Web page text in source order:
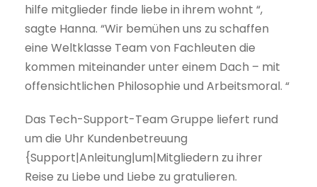
hilfe mitglieder finde liebe in ihrem wohnt “,
sagte Hanna. “Wir bemühen uns zu schaffen
eine Weltklasse Team von Fachleuten die
kommen miteinander unter einem Dach – mit
offensichtlichen Philosophie und Arbeitsmoral. “
Das Tech-Support-Team Gruppe liefert rund
um die Uhr Kundenbetreuung
{Support|Anleitung|um|Mitgliedern zu ihrer
Reise zu Liebe und Liebe zu gratulieren.